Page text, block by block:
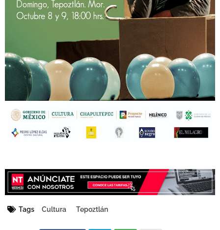
Tags Cultura Tepoztlán